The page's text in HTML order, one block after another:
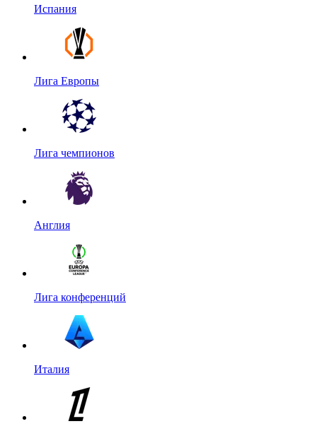
Испания
Лига Европы
Лига чемпионов
Англия
Лига конференций
Италия